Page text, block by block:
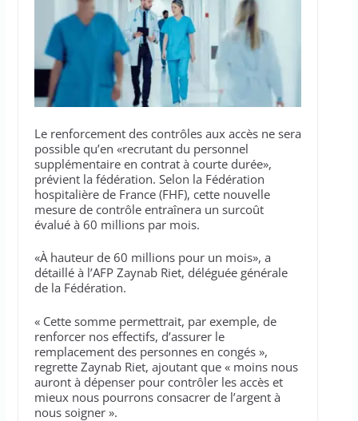
Le renforcement des contrôles aux accès ne sera
possible qu’en «recrutant du personnel
supplémentaire en contrat à courte durée»,
prévient la fédération. Selon la Fédération
hospitalière de France (FHF), cette nouvelle
mesure de contrôle entraînera un surcoût
évalué à 60 millions par mois.
«À hauteur de 60 millions pour un mois», a
détaillé à l’AFP Zaynab Riet, déléguée générale
de la Fédération.
« Cette somme permettrait, par exemple, de
renforcer nos effectifs, d’assurer le
remplacement des personnes en congés »,
regrette Zaynab Riet, ajoutant que « moins nous
auront à dépenser pour contrôler les accès et
mieux nous pourrons consacrer de l’argent à
nous soigner ».